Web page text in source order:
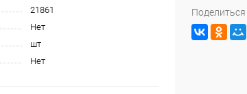
21861
Нет
шт
Нет
Поделиться